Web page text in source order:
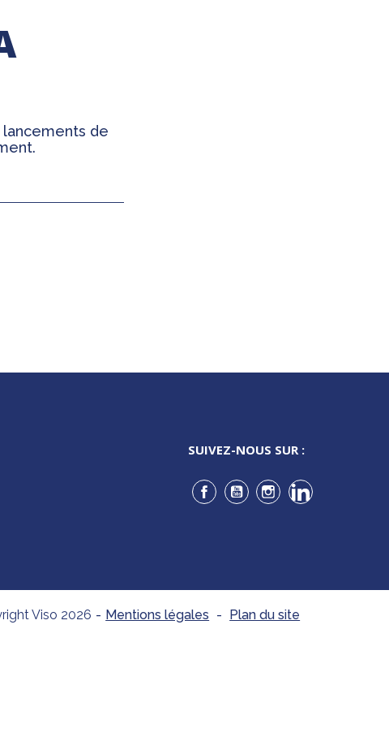
de
SUIVEZ-NOUS SUR :
Facebook
YouTubeInstagramLinkedIn
Viso 2026 - Mentions légales - Plan du site